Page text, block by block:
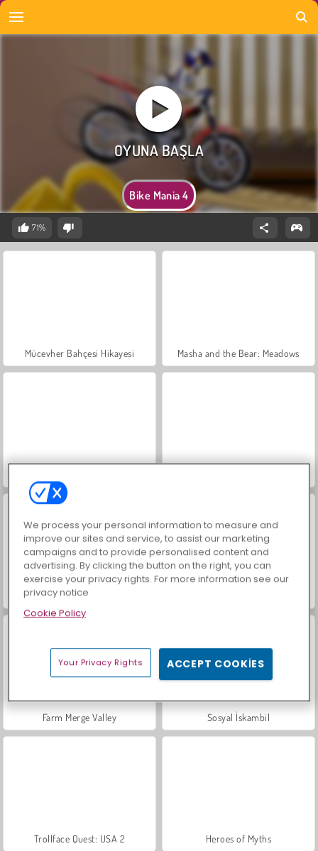
Bike Mania 4
71%
Mücevher Bahçesi Hikayesi Masha and the Bear: Meadows
Büyük Mahjong Eşleme
Farm Merge Valley Sosyal İskambil
Trollface Quest: USA 2 Heroes of Myths
We process your personal information to measure and
improve our sites and service, to assist our marketing
campaigns and to provide personalised content and
advertising. By clicking the button on the right, you can
exercise your privacy rights. For more information see our
privacy notice
Cookie Policy
Your Privacy Rights ACCEPT COOKIES